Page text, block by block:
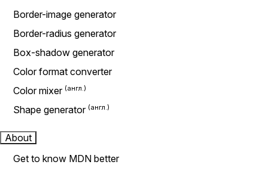
Border-image generator
Border-radius generator
Box-shadow generator
Color format converter
Color mixer
Shape generator
About
Get to know MDN better